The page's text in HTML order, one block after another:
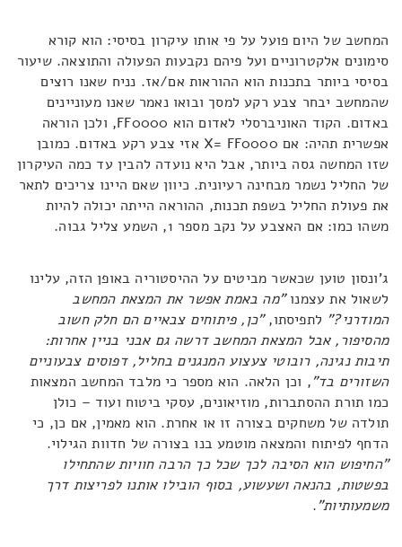
המחשב של היום פועל על פי אותו עיקרון בסיסי: הוא קורא
סימונים אלקטרוניים ועל פיהם נקבעות הפעולה והתוצאה. שיעור
בסיסי ביותר בתכנות הוא ההוראות אם/אז. נניח שאנו רוצים
שהמחשב יבחר צבע רקע למסך ובואו נאמר שאנו מעוניינים
באדום. הקוד האוניברסלי לאדום הוא FF0000, ולכן הוראה
אפשרית תהיה: אם X= FF0000 אזי צבע רקע באדום. כמובן
שזו המחשה גסה ביותר, אבל היא נועדה להבין עד כמה העיקרון
של החליל נשמר מבחינה רעיונית. כיוון שאם היינו צריכים לתאר
את פעולת החליל בשפת תכנות, ההוראה הייתה יכולה להיות
משהו כמו: אם האצבע על נקב מספר 1, השמע צליל גבוה.
ג'ונסון טוען שכאשר מביטים על ההיסטוריה באופן הזה, עלינו
לשאול את עצמנו"מה באמת אפשר את המצאת המחשב
המודרני?" לתפיסתו,"כן, פיתוחים צבאיים הם חלק חשוב
מהסיפור, אבל המצאת המחשב דרשה גם אבני בניין אחרות:
תיבות נגינה, רובוטי צעצוע המנגנים בחליל, דפוסים צבעוניים
השזורים בד", וכן הלאה. הוא מספר כי מלבד המחשב המצאות
כמו תורת ההסתברות, מוזיאונים, עסקי ביטוח ועוד – כולן
תולדה של משחקים בצורה זו או אחרת. הוא מאמין, אם כן, כי
הדחף לפיתוח והמצאה מוטמע בנו בצורה של חדוות הגילוי.
"החיפוש הוא הסיבה לכך שכל כך הרבה חוויות שהתחילו
בפשטות, בהנאה ושעשוע, בסוף הובילו אותנו לפריצות דרך
משמעותיות".